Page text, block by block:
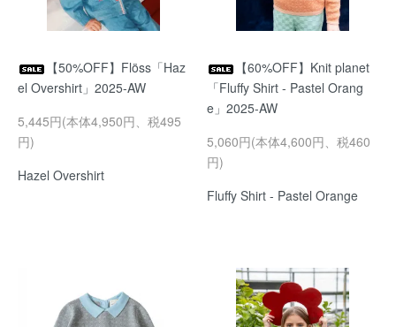
【50%OFF】Flöss「Haz
el Overshirt」2025-AW
5,445円(本体4,950円、税495
円)
Hazel Overshirt
【60%OFF】Knit planet
「Fluffy Shirt - Pastel Orang
e」2025-AW
5,060円(本体4,600円、税460
円)
Fluffy Shirt - Pastel Orange